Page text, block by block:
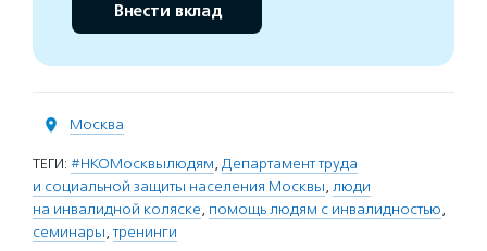
Внести вклад
Москва
ТЕГИ: #НКОМосквылюдям, Департамент труда
и социальной защиты населения Москвы, люди
на инвалидной коляске, помощь людям с инвалидностью,
семинары,тренинги